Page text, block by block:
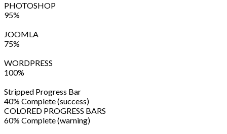
PHOTOSHOP
95%
JOOMLA
75%
WORDPRESS
100%
Stripped Progress Bar
40% Complete (success)
COLORED PROGRESS BARS
60% Complete (warning)